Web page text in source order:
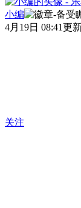
小编
4月19日 08:41更
关注